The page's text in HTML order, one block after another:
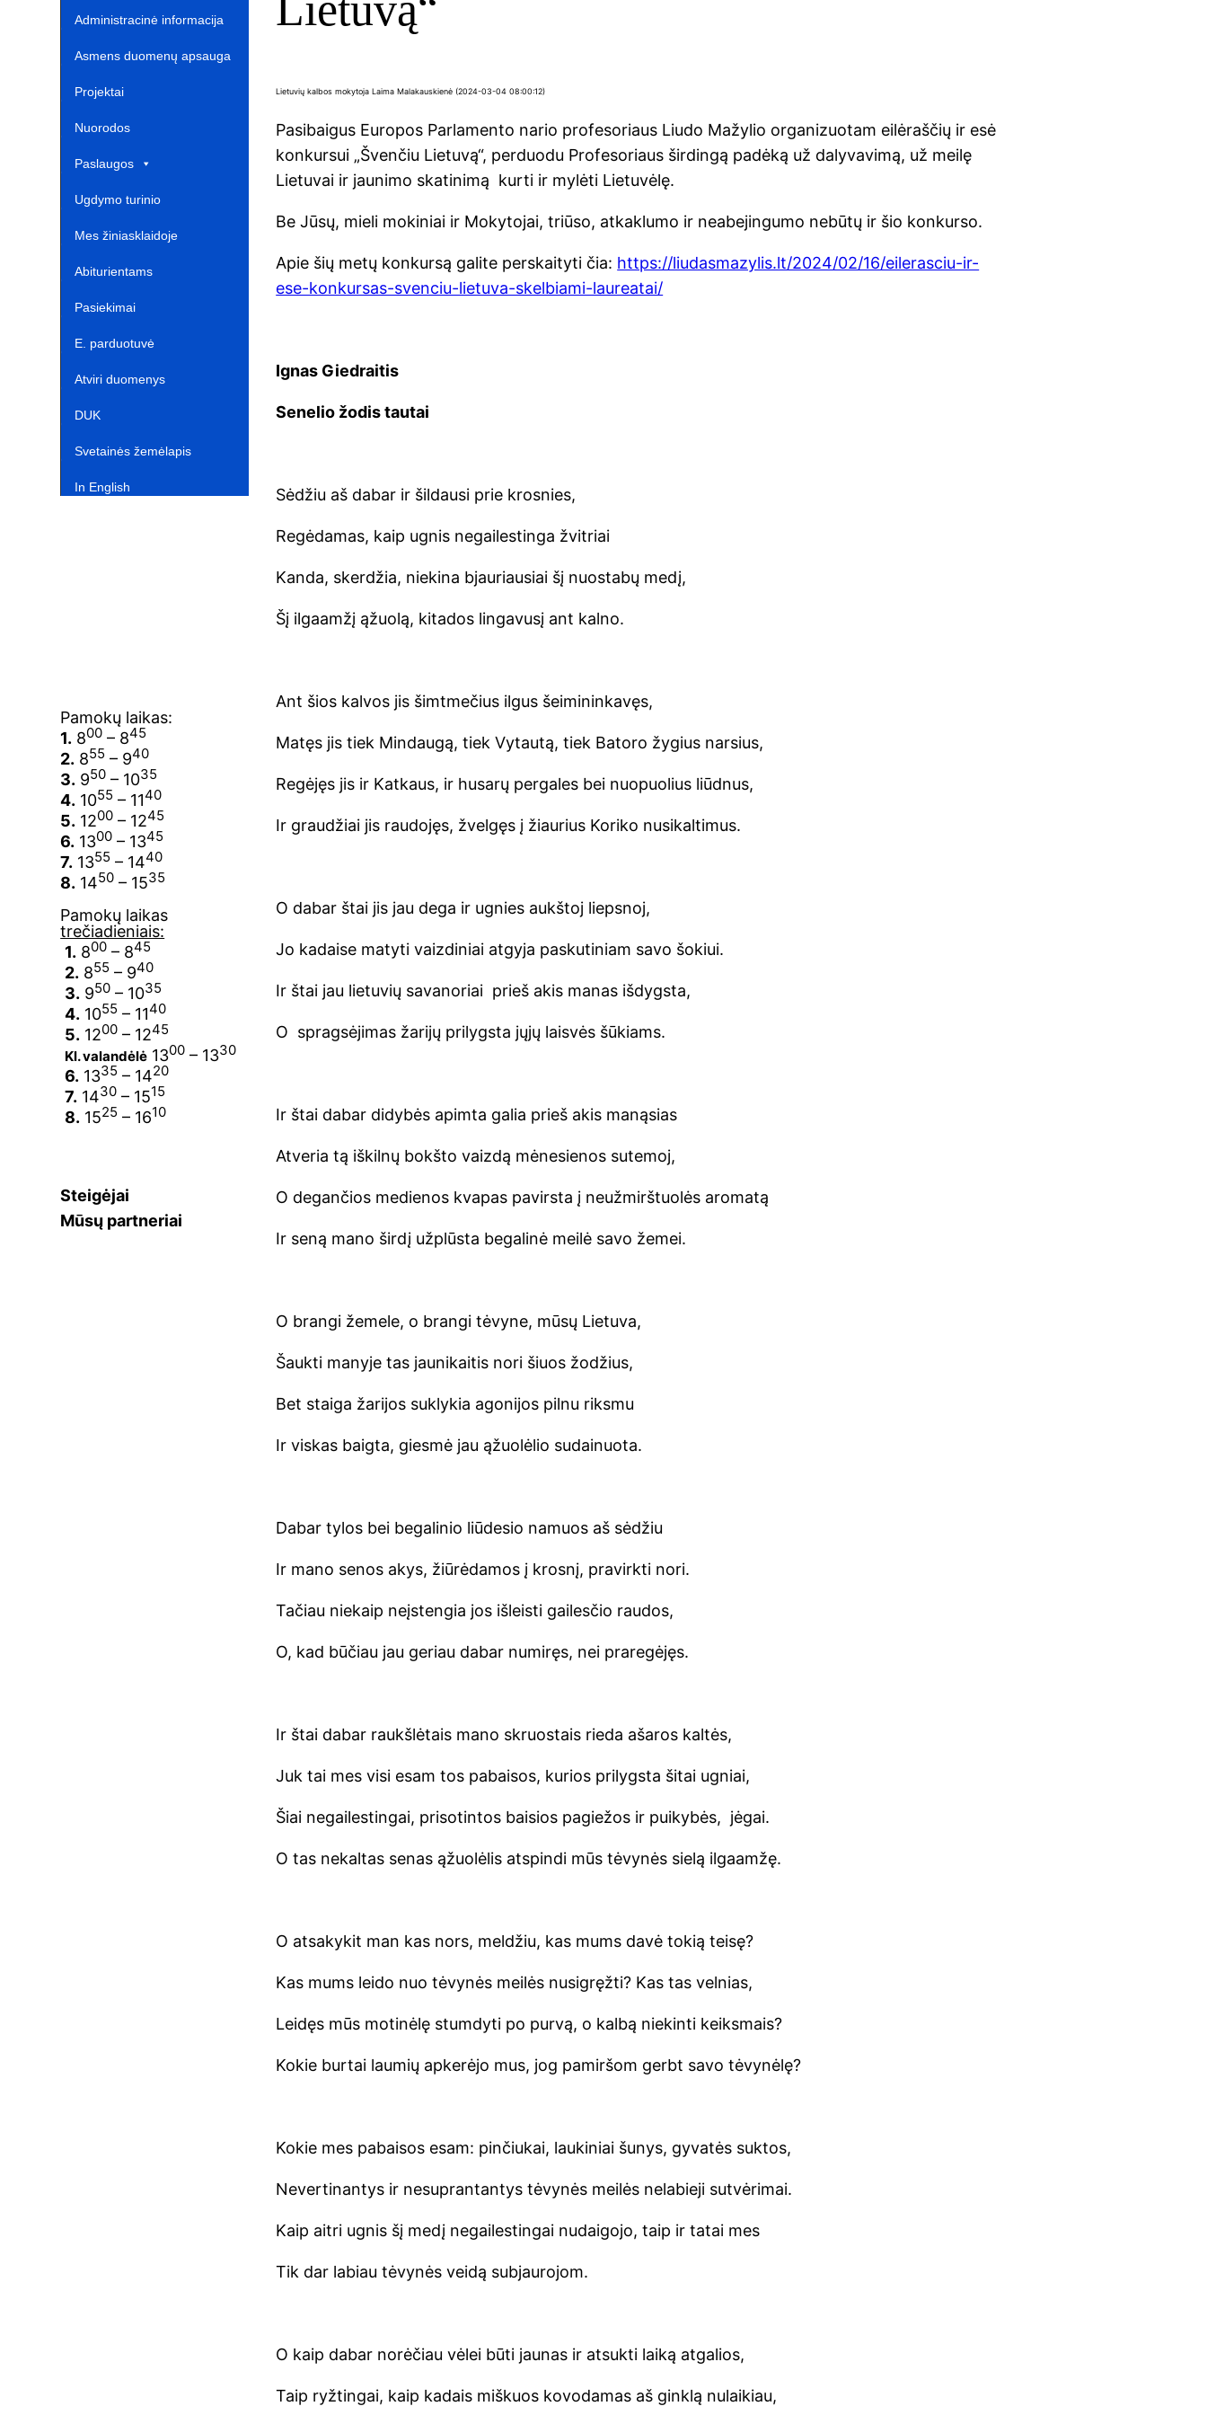
Administracinė informacija
Asmens duomenų apsauga
Projektai‎
Nuorodos ‎ ‎ ‎ ‎ ‎ ‎ ‎ ‎ ‎ ‎ ‎‎
Paslaugos
Ugdymo turinio
atnaujinimas‎
Mes žiniasklaidoje‎
Abiturientams‎‎
Pasiekimai
E. parduotuvė ‎ ‎ ‎ ‎ ‎ ‎ ‎ ‎ ‎ ‎ ‎ ‎ ‎
Atviri duomenys
DUK
Svetainės žemėlapis
In English‎
Pamokų laikas:
1. 800 – 845
2. 855 – 940
3. 950 – 1035
4. 1055 – 1140
5. 1200 – 1245
6. 1300 – 1345
7. 1355 – 1440
8. 1450 – 1535
Pamokų laikas
trečiadieniais:
1. 800 – 845
2. 855 – 940
3. 950 – 1035
4. 1055 – 1140
5. 1200 – 1245
Kl. valandėlė 1300 – 1330
6. 1335 – 1420
7. 1430 – 1515
8. 1525 – 1610
Steigėjai
Mūsų partneriai
Lietuvių kalbos mokytoja Laima Malakauskienė (2024-03-04 08:00:12)
Pasibaigus Europos Parlamento nario profesoriaus Liudo Mažylio organizuotam eilėraščių ir esė
konkursui „Švenčiu Lietuvą“, perduodu Profesoriaus širdingą padėką už dalyvavimą, už meilę
Lietuvai ir jaunimo skatinimą kurti ir mylėti Lietuvėlę.
Be Jūsų, mieli mokiniai ir Mokytojai, triūso, atkaklumo ir neabejingumo nebūtų ir šio konkurso.
Apie šių metų konkursą galite perskaityti čia: https://liudasmazylis.lt/2024/02/16/eilerasciu-ir-
ese-konkursas-svenciu-lietuva-skelbiami-laureatai/
Ignas Giedraitis
Senelio žodis tautai
Sėdžiu aš dabar ir šildausi prie krosnies,
Regėdamas, kaip ugnis negailestinga žvitriai
Kanda, skerdžia, niekina bjauriausiai šį nuostabų medį,
Šį ilgaamžį ąžuolą, kitados lingavusį ant kalno.
Ant šios kalvos jis šimtmečius ilgus šeimininkavęs,
Matęs jis tiek Mindaugą, tiek Vytautą, tiek Batoro žygius narsius,
Regėjęs jis ir Katkaus, ir husarų pergales bei nuopuolius liūdnus,
Ir graudžiai jis raudojęs, žvelgęs į žiaurius Koriko nusikaltimus.
O dabar štai jis jau dega ir ugnies aukštoj liepsnoj,
Jo kadaise matyti vaizdiniai atgyja paskutiniam savo šokiui.
Ir štai jau lietuvių savanoriai prieš akis manas išdygsta,
O spragsėjimas žarijų prilygsta jųjų laisvės šūkiams.
Ir štai dabar didybės apimta galia prieš akis manąsias
Atveria tą iškilnų bokšto vaizdą mėnesienos sutemoj,
O degančios medienos kvapas pavirsta į neužmirštuolės aromatą
Ir seną mano širdį užplūsta begalinė meilė savo žemei.
O brangi žemele, o brangi tėvyne, mūsų Lietuva,
Šaukti manyje tas jaunikaitis nori šiuos žodžius,
Bet staiga žarijos suklykia agonijos pilnu riksmu
Ir viskas baigta, giesmė jau ąžuolėlio sudainuota.
Dabar tylos bei begalinio liūdesio namuos aš sėdžiu
Ir mano senos akys, žiūrėdamos į krosnį, pravirkti nori.
Tačiau niekaip neįstengia jos išleisti gailesčio raudos,
O, kad būčiau jau geriau dabar numiręs, nei praregėjęs.
Ir štai dabar raukšlėtais mano skruostais rieda ašaros kaltės,
Juk tai mes visi esam tos pabaisos, kurios prilygsta šitai ugniai,
Šiai negailestingai, prisotintos baisios pagiežos ir puikybės, jėgai.
O tas nekaltas senas ąžuolėlis atspindi mūs tėvynės sielą ilgaamžę.
O atsakykit man kas nors, meldžiu, kas mums davė tokią teisę?
Kas mums leido nuo tėvynės meilės nusigręžti? Kas tas velnias,
Leidęs mūs motinėlę stumdyti po purvą, o kalbą niekinti keiksmais?
Kokie burtai laumių apkerėjo mus, jog pamiršom gerbt savo tėvynėlę?
Kokie mes pabaisos esam: pinčiukai, laukiniai šunys, gyvatės suktos,
Nevertinantys ir nesuprantantys tėvynės meilės nelabieji sutvėrimai.
Kaip aitri ugnis šį medį negailestingai nudaigojo, taip ir tatai mes
Tik dar labiau tėvynės veidą subjaurojom.
O kaip dabar norėčiau vėlei būti jaunas ir atsukti laiką atgalios,
Taip ryžtingai, kaip kadais miškuos kovodamas aš ginklą nulaikiau,